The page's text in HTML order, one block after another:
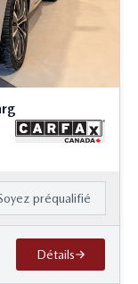
préqualifié
Détails